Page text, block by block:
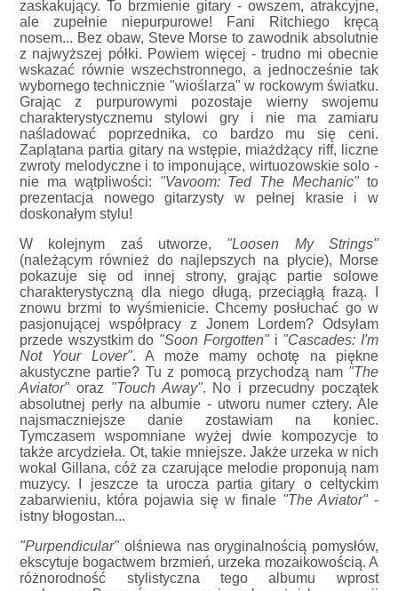
zaskakujący. To brzmienie gitary - owszem, atrakcyjne,
ale zupełnie niepurpurowe! Fani Ritchiego kręcą
nosem... Bez obaw, Steve Morse to zawodnik absolutnie
z najwyższej półki. Powiem więcej - trudno mi obecnie
wskazać równie wszechstronnego, a jednocześnie tak
wybornego technicznie "wioślarza" w rockowym światku.
Grając z purpurowymi pozostaje wierny swojemu
charakterystycznemu stylowi gry i nie ma zamiaru
naśladować poprzednika, co bardzo mu się ceni.
Zaplątana partia gitary na wstępie, miażdżący riff, liczne
zwroty melodyczne i to imponujące, wirtuozowskie solo -
nie ma wątpliwości: "Vavoom: Ted The Mechanic"to
prezentacja nowego gitarzysty w pełnej krasie i w
doskonałym stylu!
W kolejnym zaś utworze, "Loosen My Strings"
(należącym również do najlepszych na płycie), Morse
pokazuje się od innej strony, grając partie solowe
charakterystyczną dla niego długą, przeciągłą frazą. I
znowu brzmi to wyśmienicie. Chcemy posłuchać go w
pasjonującej współpracy z Jonem Lordem? Odsyłam
przede wszystkim do "Soon Forgotten"i "Cascades: I'm
Not Your Lover". A może mamy ochotę na piękne
akustyczne partie? Tu z pomocą przychodzą nam "The
Aviator"oraz "Touch Away". No i przecudny początek
absolutnej perły na albumie - utworu numer cztery. Ale
najsmaczniejsze danie zostawiam na koniec.
Tymczasem wspomniane wyżej dwie kompozycje to
także arcydzieła. Ot, takie mniejsze. Jakże urzeka w nich
wokal Gillana, cóż za czarujące melodie proponują nam
muzycy. I jeszcze ta urocza partia gitary o celtyckim
zabarwieniu, która pojawia się w finale "The Aviator"-
istny błogostan...
"Purpendicular"olśniewa nas oryginalnością pomysłów,
ekscytuje bogactwem brzmień, urzeka mozaikowością. A
różnorodność stylistyczna tego albumu wprost